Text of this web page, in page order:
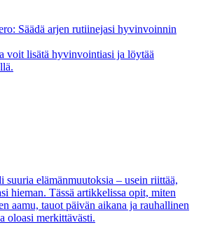
Säädä arjen rutiinejasi hyvinvoinnin
voit lisätä hyvinvointiasi ja löytää
elämänmuutoksia – usein riittää,
hieman. Tässä artikkelissa opit, miten
aamu, tauot päivän aikana ja rauhallinen
oloasi merkittävästi.